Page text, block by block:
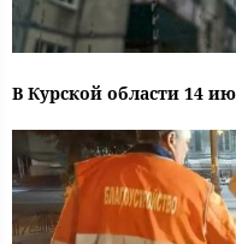
В Курской области 14